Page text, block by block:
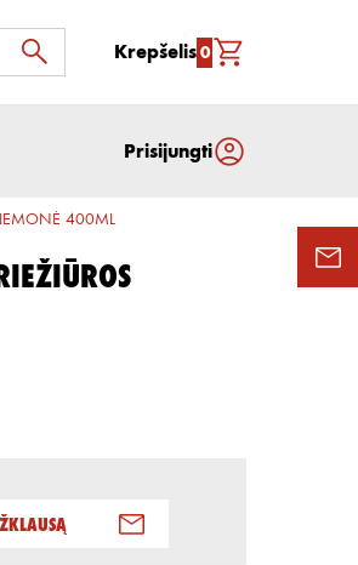
Krepšelis0
Prisijungti
400ML